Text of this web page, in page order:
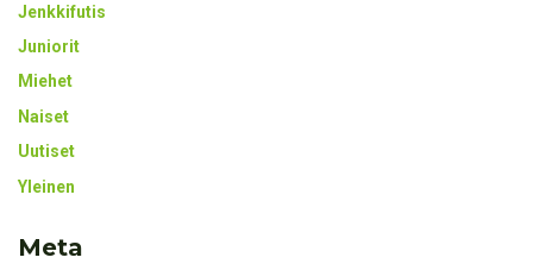
Jenkkifutis
Juniorit
Miehet
Naiset
Uutiset
Yleinen
Meta